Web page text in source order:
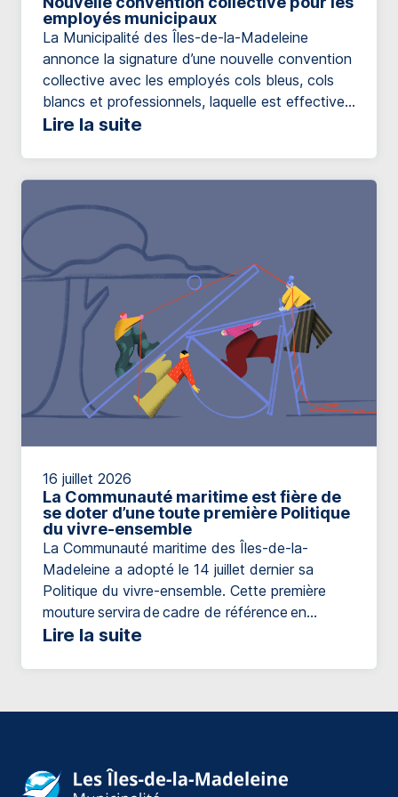
employés municipaux
La Municipalité des Îles-de-la-Madeleine
annonce la signature d’une nouvelle convention
collective avec les employés cols bleus, cols
blancs et professionnels, laquelle est effective
pour une durée de 5 ans, soit jusqu’au 1er
de 2% des […]
Lire la suite
16 juillet 2026
La Communauté maritime est fière de
se doter d’une toute première Politique
du vivre-ensemble
La Communauté maritime des Îles-de-la-
Madeleine a adopté le 14 juillet dernier sa
Politique du vivre-ensemble. Cette première
mouture servira de cadre de référence en
matière d’inclusion, à la fois pour orienter les
Lire la suite